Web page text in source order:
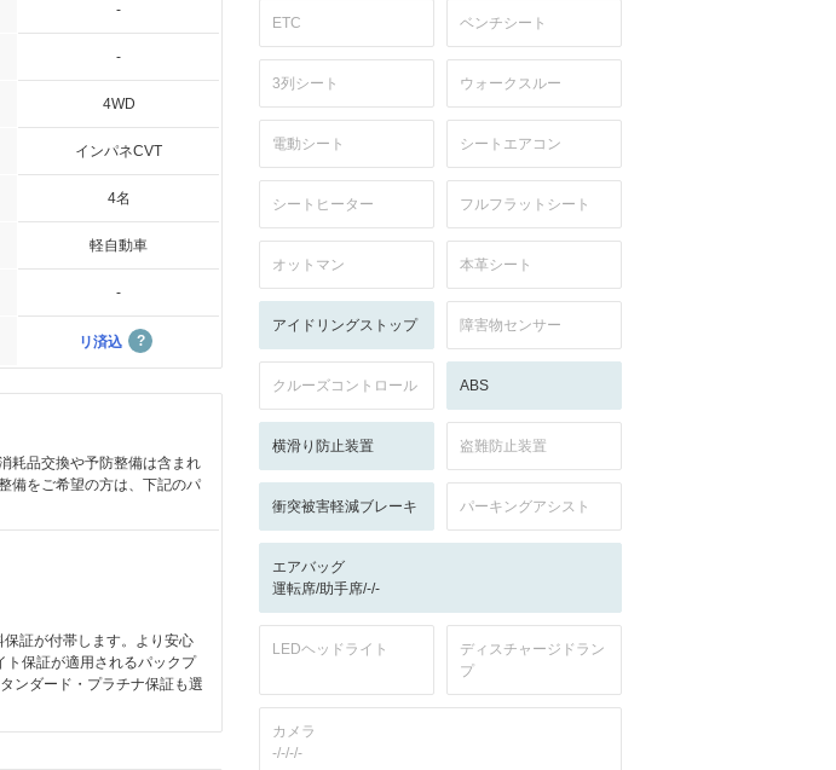
-
-
4WD
インパネCVT
4名
軽自動車
-
リ済込
耗品交換や予防整備は含まれ
備をご希望の方は、下記のパ
証が付帯します。より安心
ト保証が適用されるパックプ
ンダード・プラチナ保証も選
ETC ベンチシート
3列シート ウォークスルー
電動シート シートエアコン
シートヒーター フルフラットシート
オットマン 本革シート
アイドリングストップ 障害物センサー
クルーズコントロール ABS
横滑り防止装置 盗難防止装置
衝突被害軽減ブレーキ パーキングアシスト
エアバッグ
運転席/助手席/-/-
LEDヘッドライト
ディスチャージドラン
プ
カメラ
-/-/-/-